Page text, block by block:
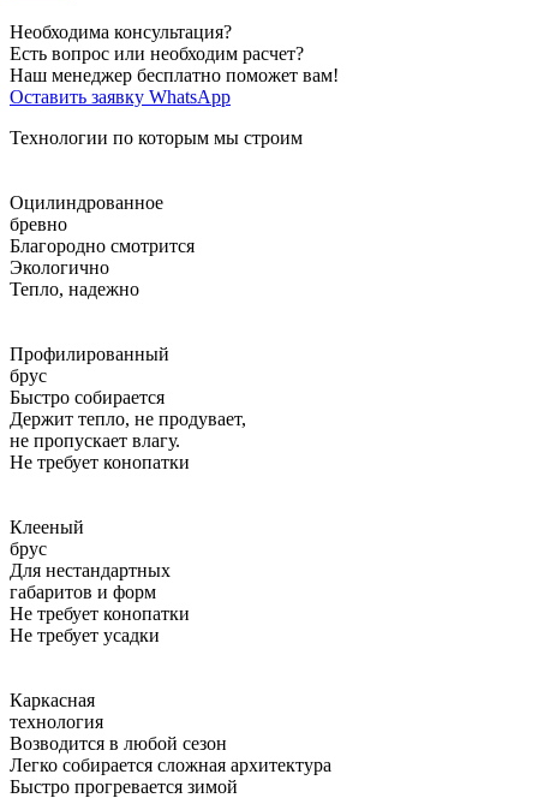
Необходима консультация?
Есть вопрос или необходим расчет?
Наш менеджер бесплатно поможет вам!
Оставить заявку WhatsApp
Технологии по которым мы строим
Оцилиндрованное
бревно
Благородно смотрится
Экологично
Тепло, надежно
Профилированный
брус
Быстро собирается
Держит тепло, не продувает,
не пропускает влагу.
Не требует конопатки
Клееный
брус
Для нестандартных
габаритов и форм
Не требует конопатки
Не требует усадки
Каркасная
технология
Возводится в любой сезон
Легко собирается сложная архитектура
Быстро прогревается зимой